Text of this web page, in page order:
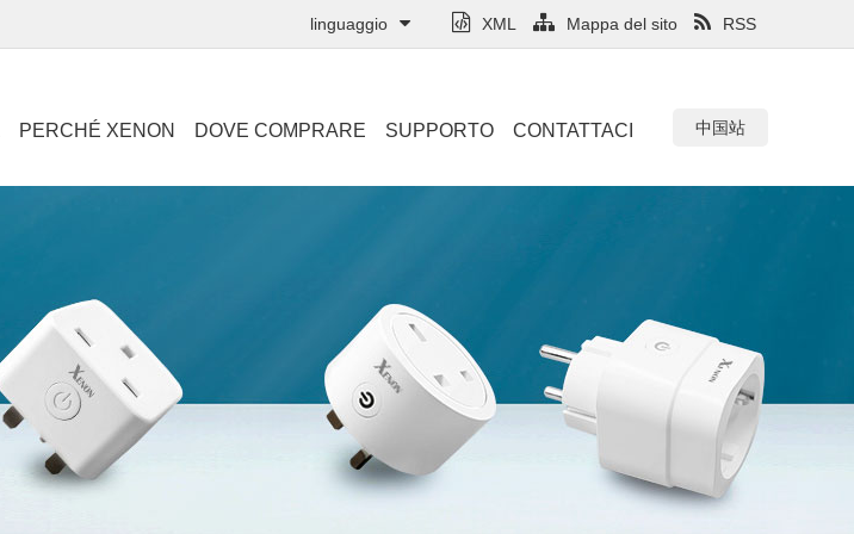
linguaggio XML Mappa del sito RSS
PERCHÉ XENON DOVE COMPRARE SUPPORTO CONTATTACI 中国站